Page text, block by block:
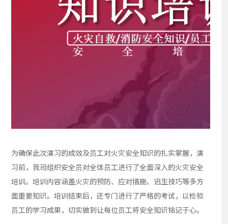
为确保此次演习的成效及员工对火灾安全知识的扎实掌握，演
习前，我司组织安全员对全体员工进行了全面深入的火灾安全
培训。培训内容涵盖火灾的预防、应对措施、逃生技巧等多方
面重要知识。培训结束后，还专门进行了严格的考试，以检验
员工的学习成果，切实做到让每位员工将安全知识铭记于心。